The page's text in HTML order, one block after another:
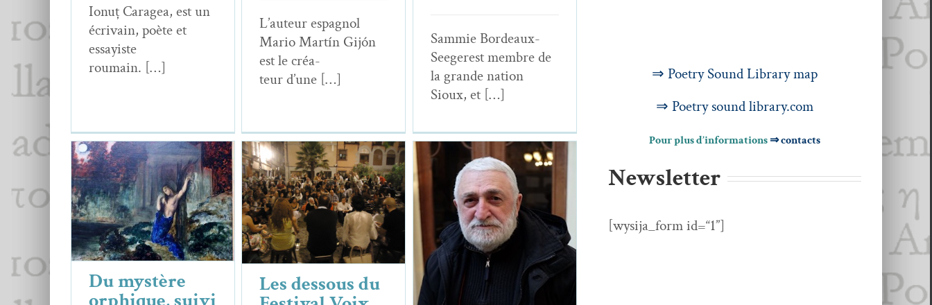
Ionuț Caragea, est un
écrivain, poète et
essay­iste
roumain. […]
L’au­teur espag­nol
Mario Martín Gijón
est le créa­
teur d’une […]
Sam­mie Bor­deaux-
Seegerest mem­bre de
la grande nation
Sioux, et […]
Du mystère orphique,
suivi deLa Beauté
Eurydice, Chant III
Essais & Chroniques
Du mystère
Les dessous du Festival
Voix Vives en
Méditerranée
Essais & Chroniques
Les dessous du
Givi Alkhazichvili, Le
dernier poète
métaphysicien
⇒ Poet­ry Sound Library map
⇒ Poet­ry sound library.com
Pour plus d’in­for­ma­tions⇒con­tacts
Newsletter
[wysija_form id=“1”]